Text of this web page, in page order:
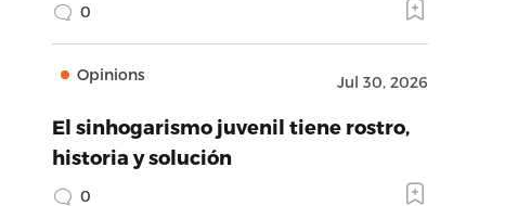
0
Opinions Jul 30, 2026
El sinhogarismo juvenil tiene rostro,
historia y solución
0